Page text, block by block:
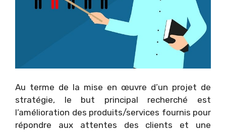
Au terme de la mise en œuvre d’un projet de
stratégie, le but principal recherché est
l’amélioration des produits/services fournis pour
répondre aux attentes des clients et une